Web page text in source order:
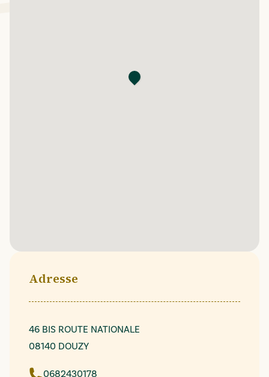
Adresse
46 BIS ROUTE NATIONALE
08140 DOUZY
0682430178